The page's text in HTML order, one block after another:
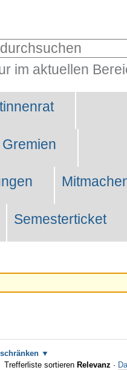
im aktuellen
Semesterticket
Trefferliste sortieren Relevanz ·